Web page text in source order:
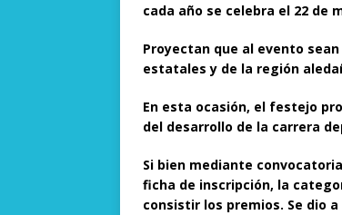
cada año se celebra el 22 de
Proyectan que al evento
estatales y de la región
En esta ocasión, el festejo
del desarrollo de la carrera
Si bien mediante
ficha de inscripción, la
consistir los premios. Se dio